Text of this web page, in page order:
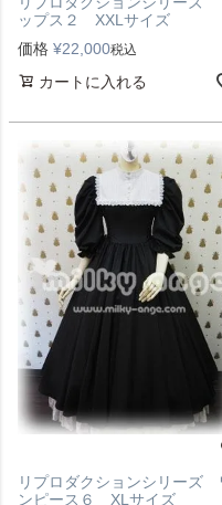
ップス２ XXLサイズ
価格 ¥22,000税込
カートに入れる
リプロダクションシリーズ
ンピース６ XLサイズ